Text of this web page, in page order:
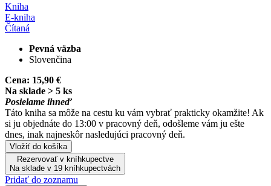
Kniha
E-kniha
Čítaná
Pevná väzba
Slovenčina
Cena: 15,90 €
Na sklade > 5 ks
Posielame ihneď
Táto kniha sa môže na cestu ku vám vybrať prakticky okamžite! Ak
si ju objednáte do 13:00 v pracovný deň, odošleme vám ju ešte
dnes, inak najneskôr nasledujúci pracovný deň.
Vložiť do košíka
Rezervovať v kníhkupectve
Na sklade v 19 kníhkupectvách
Pridať do zoznamu